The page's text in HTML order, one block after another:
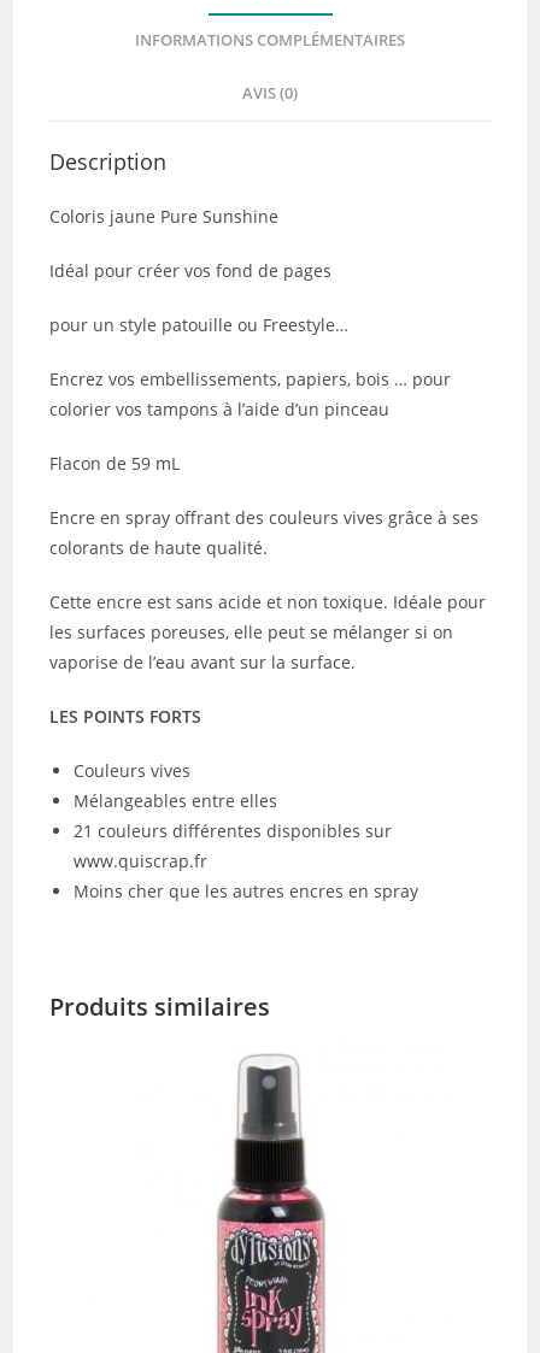
INFORMATIONS COMPLÉMENTAIRES
AVIS (0)
Description
Coloris jaune Pure Sunshine
Idéal pour créer vos fond de pages
pour un style patouille ou Freestyle…
Encrez vos embellissements, papiers, bois … pour
colorier vos tampons à l’aide d’un pinceau
Flacon de 59 mL
Encre en spray offrant des couleurs vives grâce à ses
colorants de haute qualité.
Cette encre est sans acide et non toxique. Idéale pour
les surfaces poreuses, elle peut se mélanger si on
vaporise de l’eau avant sur la surface.
LES POINTS FORTS
Couleurs vives
Mélangeables entre elles
21 couleurs différentes disponibles sur
www.quiscrap.fr
Moins cher que les autres encres en spray
Produits similaires